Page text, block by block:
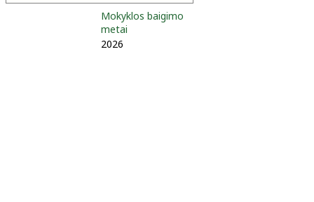
Mokyklos baigimo
metai
2026